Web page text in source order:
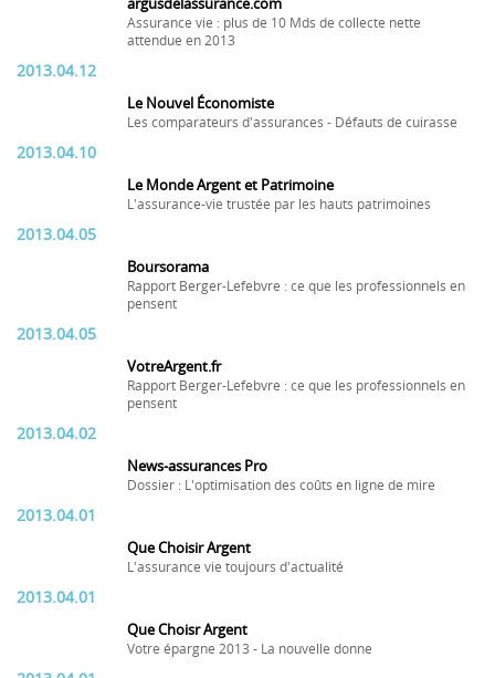
argusdelassurance.com
Assurance vie : plus de 10 Mds de collecte nette
attendue en 2013
2013.04.12
Le Nouvel Économiste
Les comparateurs d'assurances - Défauts de cuirasse
2013.04.10
Le Monde Argent et Patrimoine
L'assurance-vie trustée par les hauts patrimoines
2013.04.05
Boursorama
Rapport Berger-Lefebvre : ce que les professionnels en
pensent
2013.04.05
VotreArgent.fr
Rapport Berger-Lefebvre : ce que les professionnels en
pensent
2013.04.02
News-assurances Pro
Dossier : L'optimisation des coûts en ligne de mire
2013.04.01
Que Choisir Argent
L'assurance vie toujours d'actualité
2013.04.01
Que Choisr Argent
Votre épargne 2013 - La nouvelle donne